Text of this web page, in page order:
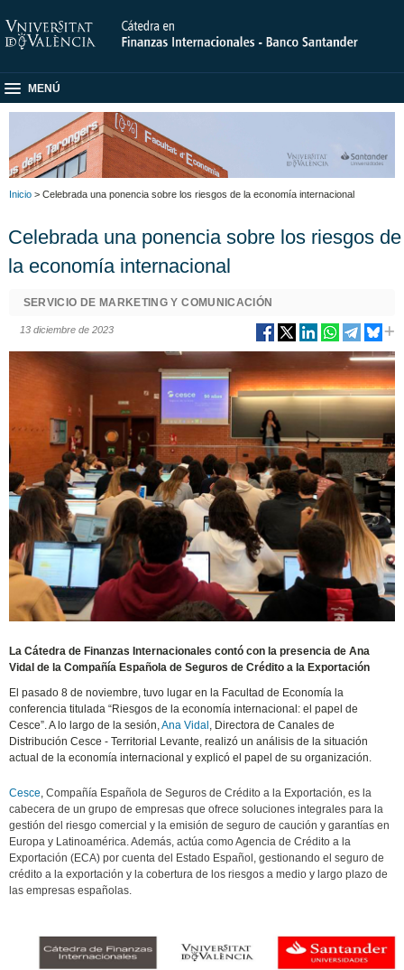
MENÚ
Inicio > Celebrada una ponencia sobre los riesgos de la economía internacional
Celebrada una ponencia sobre los riesgos de
la economía internacional
SERVICIO DE MARKETING Y COMUNICACIÓN
13 diciembre de 2023
La Cátedra de Finanzas Internacionales contó con la presencia de Ana
Vidal de la Compañía Española de Seguros de Crédito a la Exportación
El pasado 8 de noviembre, tuvo lugar en la Facultad de Economía la
conferencia titulada “Riesgos de la economía internacional: el papel de
Cesce”. A lo largo de la sesión,Ana Vidal , Directora de Canales de
Distribución Cesce - Territorial Levante, realizó un análisis de la situación
actual de la economía internacional y explicó el papel de su organización.
Cesce,Compañía Española de Seguros de Crédito a la Exportación, es la
cabecera de un grupo de empresas que ofrece soluciones integrales para la
gestión del riesgo comercial y la emisión de seguro de caución y garantías en
Europa y Latinoamérica. Además, actúa como Agencia de Crédito a la
Exportación (ECA) por cuenta del Estado Español, gestionando el seguro de
crédito a la exportación y la cobertura de los riesgos a medio y largo plazo de
las empresas españolas.